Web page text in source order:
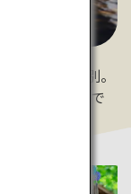
湯あみは格別。
加賀」ならで